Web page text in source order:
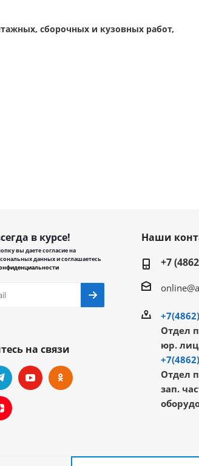
сборочных и кузовных работ,
в курсе!
вы даете согласие на
данных и соглашаетесь
на связи
Наши
+7
Отдел
юр.
Отдел
зап.